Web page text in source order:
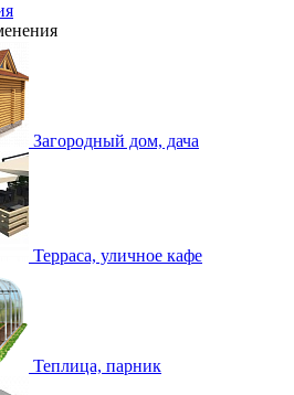
Загородный дом, дача
Терраса, уличное кафе
Теплица, парник